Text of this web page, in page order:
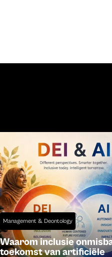
Management & Deontology
Waarom inclusie
toekomst van artificiële